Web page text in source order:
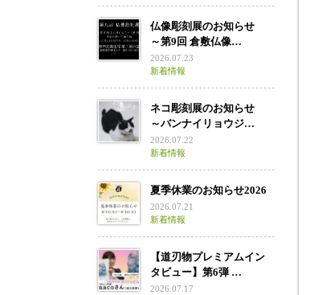
仏像彫刻展のお知らせ
～第9回 倉敷仏像…
2026.07.23
新着情報
ネコ彫刻展のお知らせ
～バンナイリョウジ…
2026.07.22
新着情報
夏季休業のお知らせ2026
2026.07.21
新着情報
【道刃物プレミアムイン
タビュー】第6弾 …
2026.07.17